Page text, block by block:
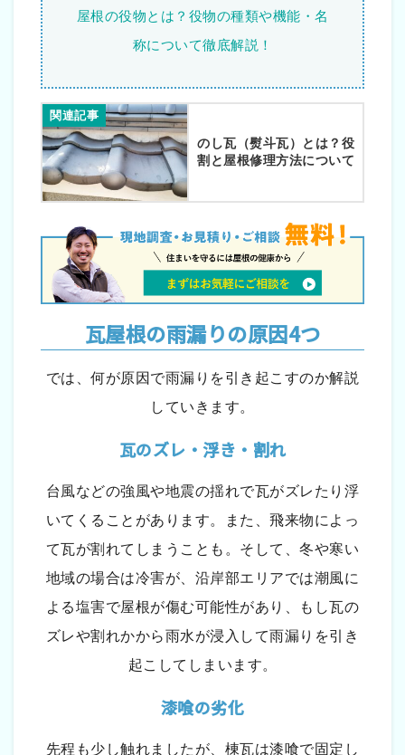
屋根の役物とは？役物の種類や機能・名
称について徹底解説！
関連記事
のし瓦（熨斗瓦）とは？役
割と屋根修理方法について
瓦屋根の雨漏りの原因4つ
では、何が原因で雨漏りを引き起こすのか解説
していきます。
瓦のズレ・浮き・割れ
台風などの強風や地震の揺れで瓦がズレたり浮
いてくることがあります。また、飛来物によっ
て瓦が割れてしまうことも。そして、冬や寒い
地域の場合は冷害が、沿岸部エリアでは潮風に
よる塩害で屋根が傷む可能性があり、もし瓦の
ズレや割れかから雨水が浸入して雨漏りを引き
起こしてしまいます。
漆喰の劣化
先程も少し触れましたが、棟瓦は漆喰で固定し